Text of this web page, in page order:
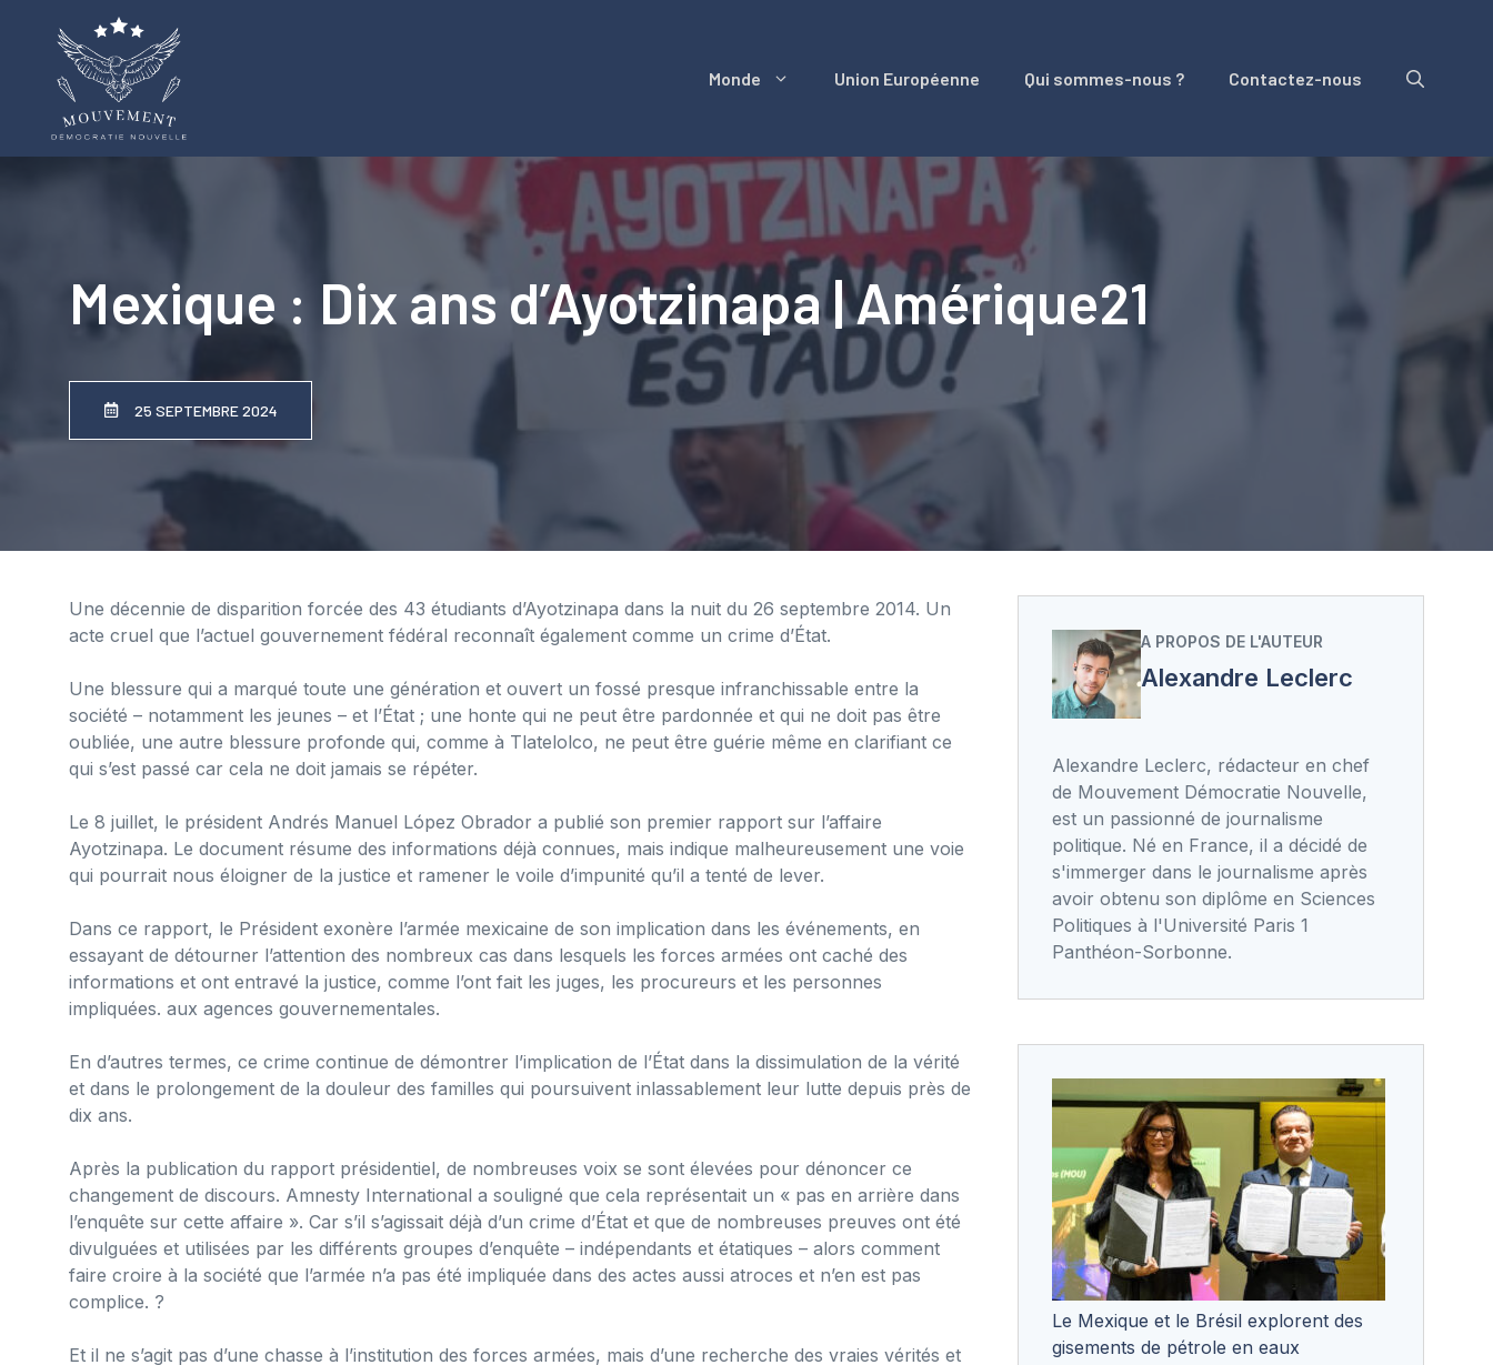
Monde Union Européenne Qui sommes-nous ? Contactez-nous
Mexique : Dix ans d’Ayotzinapa | Amérique21
25 SEPTEMBRE 2024
Une décennie de disparition forcée des 43 étudiants d’Ayotzinapa dans la nuit du 26 septembre 2014. Un
acte cruel que l’actuel gouvernement fédéral reconnaît également comme un crime d’État.
Une blessure qui a marqué toute une génération et ouvert un fossé presque infranchissable entre la
société – notamment les jeunes – et l’État ; une honte qui ne peut être pardonnée et qui ne doit pas être
oubliée, une autre blessure profonde qui, comme à Tlatelolco, ne peut être guérie même en clarifiant ce
qui s’est passé car cela ne doit jamais se répéter.
Le 8 juillet, le président Andrés Manuel López Obrador a publié son premier rapport sur l’affaire
Ayotzinapa. Le document résume des informations déjà connues, mais indique malheureusement une voie
qui pourrait nous éloigner de la justice et ramener le voile d’impunité qu’il a tenté de lever.
Dans ce rapport, le Président exonère l’armée mexicaine de son implication dans les événements, en
essayant de détourner l’attention des nombreux cas dans lesquels les forces armées ont caché des
informations et ont entravé la justice, comme l’ont fait les juges, les procureurs et les personnes
impliquées. aux agences gouvernementales.
En d’autres termes, ce crime continue de démontrer l’implication de l’État dans la dissimulation de la vérité
et dans le prolongement de la douleur des familles qui poursuivent inlassablement leur lutte depuis près de
dix ans.
Après la publication du rapport présidentiel, de nombreuses voix se sont élevées pour dénoncer ce
changement de discours. Amnesty International a souligné que cela représentait un « pas en arrière dans
l’enquête sur cette affaire ». Car s’il s’agissait déjà d’un crime d’État et que de nombreuses preuves ont été
divulguées et utilisées par les différents groupes d’enquête – indépendants et étatiques – alors comment
faire croire à la société que l’armée n’a pas été impliquée dans des actes aussi atroces et n’en est pas
complice. ?
Et il ne s’agit pas d’une chasse à l’institution des forces armées, mais d’une recherche des vraies vérités et
A PROPOS DE L'AUTEUR
Alexandre Leclerc
Alexandre Leclerc, rédacteur en chef
de Mouvement Démocratie Nouvelle,
est un passionné de journalisme
politique. Né en France, il a décidé de
s'immerger dans le journalisme après
avoir obtenu son diplôme en Sciences
Politiques à l'Université Paris 1
Panthéon-Sorbonne.
Le Mexique et le Brésil explorent des
gisements de pétrole en eaux